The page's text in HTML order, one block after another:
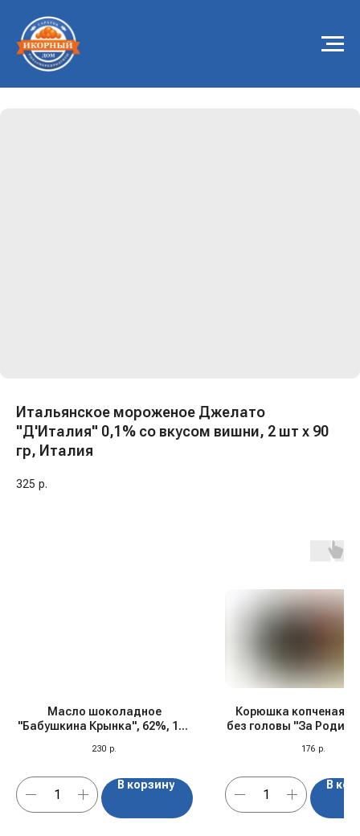
Итальянское мороженое Джелато
"Д'Италия" 0,1% со вкусом вишни, 2 шт х 90
гр, Италия
325 р.
Масло шоколадное
"Бабушкина Крынка", 62%, 180
230 р.
В корзину
Корюшка копченая в
без головы "За
176 р.
В